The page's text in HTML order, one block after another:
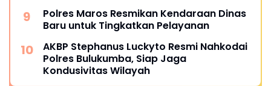
Polres Maros Resmikan Kendaraan Dinas
Baru untuk Tingkatkan Pelayanan
AKBP Stephanus Luckyto Resmi Nahkodai
Polres Bulukumba, Siap Jaga
Kondusivitas Wilayah